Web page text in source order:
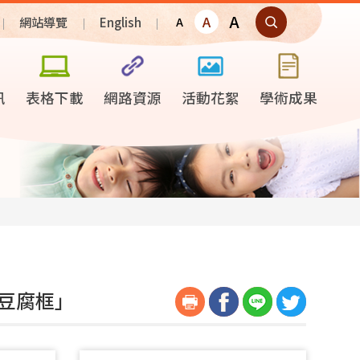
網站導覽 English A A A
表格下載 網路資源 活動花絮 學術成果
框」